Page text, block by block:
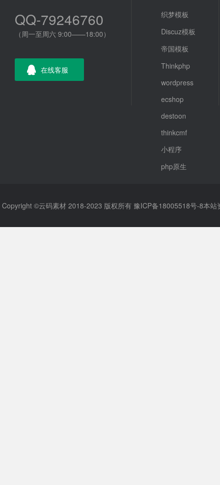
QQ-79246760
（周一至周六 9:00——18:00）
在线客服
织梦模板
Discuz模板
帝国模板
Thinkphp
wordpress
ecshop
destoon
thinkcmf
小程序
php原生
Copyright ©云码素材 2018-2023 版权所有 豫ICP备18005518号-8本站